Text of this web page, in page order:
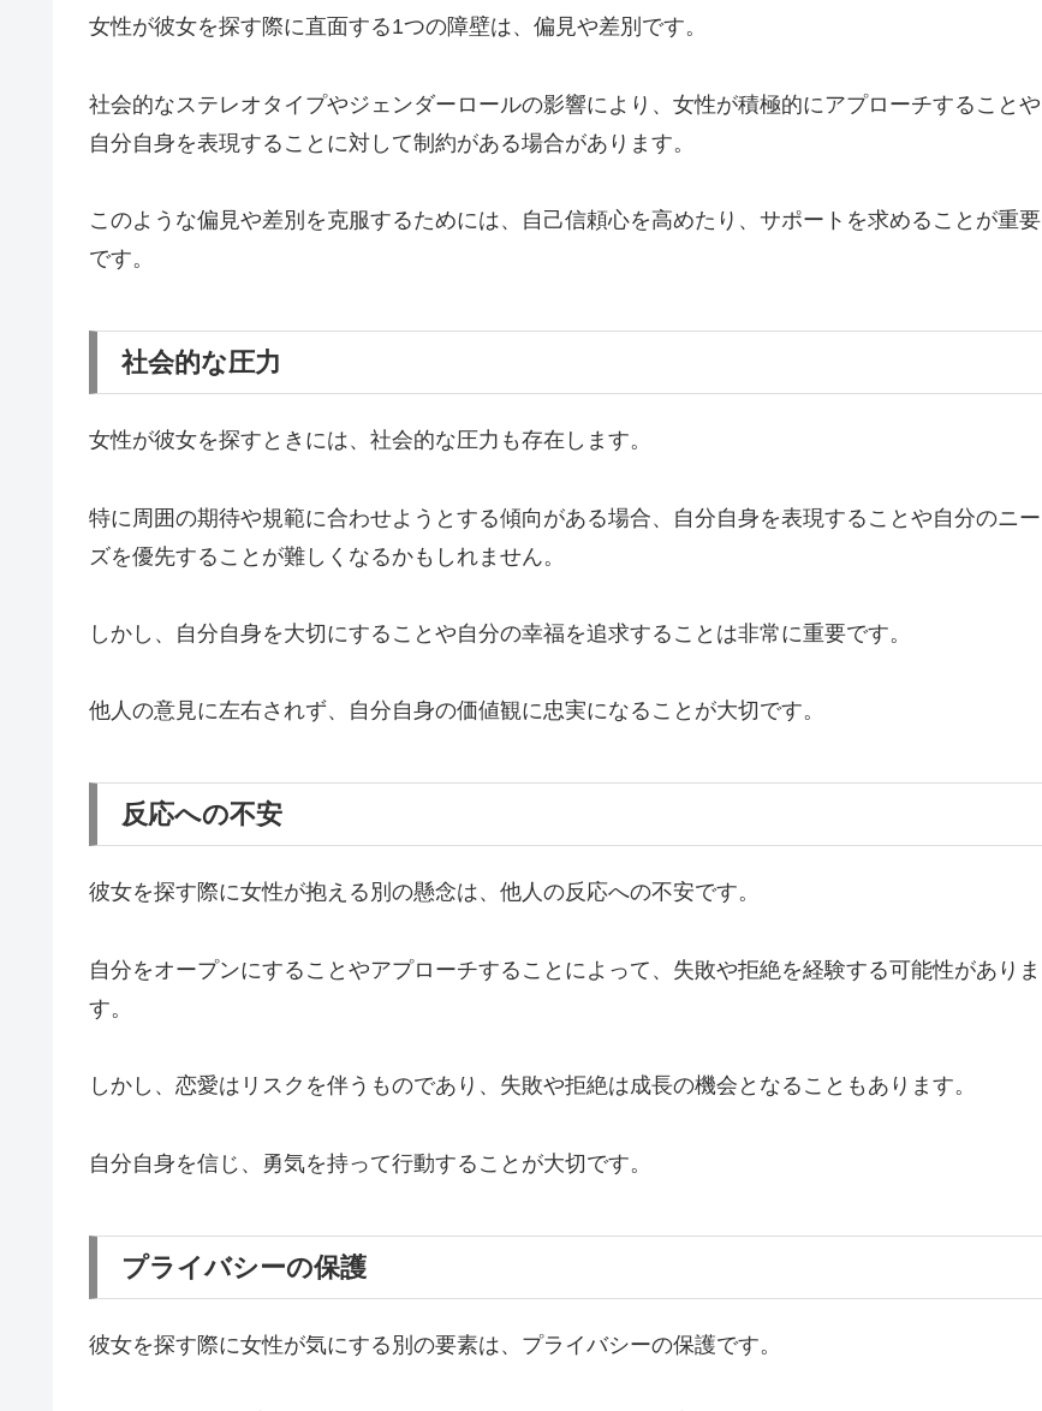
女性が彼女を探す際に直面する1つの障壁は、偏見や差別です。
社会的なステレオタイプやジェンダーロールの影響により、 女性が積極的にアプローチすることや
自分自身を表現することに対して制約がある場合があります。
このような偏見や差別を克服するためには、自己信頼心を高めたり、サポートを求めることが重要
です。
社会的な圧力
女性が彼女を探すときには、社会的な圧力も存在します。
特に周囲の期待や規範に合わせようとする傾向がある場合、 自分自身を表現することや自分のニー
ズを優先することが難しくなるかもしれません。
しかし、自分自身を大切にすることや自分の幸福を追求することは非常に重要です。
他人の意見に左右されず、自分自身の価値観に忠実になることが大切です。
反応への不安
彼女を探す際に女性が抱える別の懸念は、他人の反応への不安です。
自分をオープンにすることやアプローチすることによって、 失敗や拒絶を経験する可能性がありま
す。
しかし、恋愛はリスクを伴うものであり、失敗や拒絶は成長の機会となることもあります。
自分自身を信じ、勇気を持って行動することが大切です。
プライバシーの保護
彼女を探す際に女性が気にする別の要素は、プライバシーの保護です。